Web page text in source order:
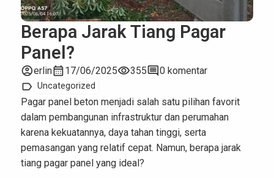
Berapa Jarak Tiang Pagar
Panel?
account_circleerlincalendar_month17/06/2025visibility355comment0 komentar
label Uncategorized
Pagar panel beton menjadi salah satu pilihan favorit
dalam pembangunan infrastruktur dan perumahan
karena kekuatannya, daya tahan tinggi, serta
pemasangan yang relatif cepat. Namun, berapa jarak
tiang pagar panel yang ideal?